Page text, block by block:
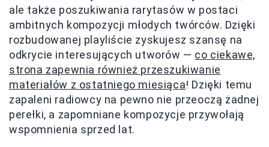
ale także poszukiwania rarytasów w postaci
ambitnych kompozycji młodych twórców. Dzięki
rozbudowanej playliście zyskujesz szansę na
odkrycie interesujących utworów — co ciekawe,
strona zapewnia również przeszukiwanie
materiałów z ostatniego miesiąca! Dzięki temu
zapaleni radiowcy na pewno nie przeoczą żadnej
perełki, a zapomniane kompozycje przywołają
wspomnienia sprzed lat.